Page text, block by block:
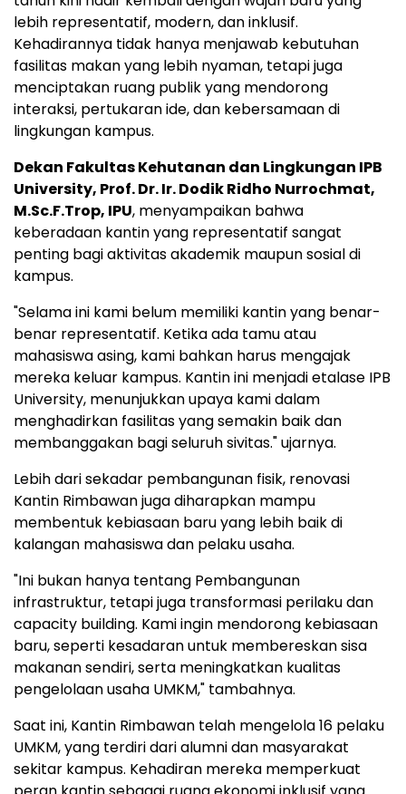
lebih representatif, modern, dan inklusif.
Kehadirannya tidak hanya menjawab kebutuhan
fasilitas makan yang lebih nyaman, tetapi juga
menciptakan ruang publik yang mendorong
interaksi, pertukaran ide, dan kebersamaan di
lingkungan kampus.
Dekan Fakultas Kehutanan dan Lingkungan IPB
University, Prof. Dr. Ir. Dodik Ridho Nurrochmat,
M.Sc.F.Trop, IPU, menyampaikan bahwa
keberadaan kantin yang representatif sangat
penting bagi aktivitas akademik maupun sosial di
kampus.
"Selama ini kami belum memiliki kantin yang benar-
benar representatif. Ketika ada tamu atau
mahasiswa asing, kami bahkan harus mengajak
mereka keluar kampus. Kantin ini menjadi etalase IPB
University, menunjukkan upaya kami dalam
menghadirkan fasilitas yang semakin baik dan
membanggakan bagi seluruh sivitas." ujarnya.
Lebih dari sekadar pembangunan fisik, renovasi
Kantin Rimbawan juga diharapkan mampu
membentuk kebiasaan baru yang lebih baik di
kalangan mahasiswa dan pelaku usaha.
"Ini bukan hanya tentang Pembangunan
infrastruktur, tetapi juga transformasi perilaku dan
capacity building. Kami ingin mendorong kebiasaan
baru, seperti kesadaran untuk membereskan sisa
makanan sendiri, serta meningkatkan kualitas
pengelolaan usaha UMKM," tambahnya.
Saat ini, Kantin Rimbawan telah mengelola 16 pelaku
UMKM, yang terdiri dari alumni dan masyarakat
sekitar kampus. Kehadiran mereka memperkuat